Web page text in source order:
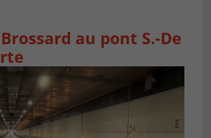
au pont S.-De